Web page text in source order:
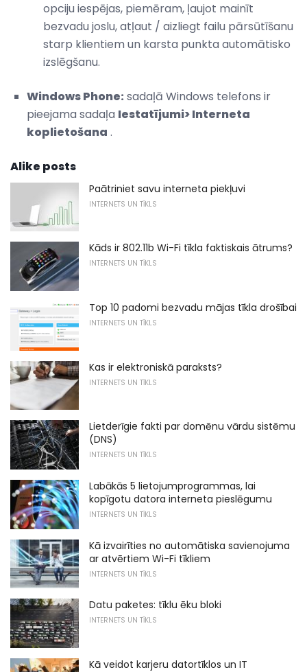
opciju iespējas, piemēram, ļaujot mainīt
bezvadu joslu, atļaut / aizliegt failu pārsūtīšanu
starp klientiem un karsta punkta automātisko
izslēgšanu.
Windows Phone: sadaļā Windows telefons ir
pieejama sadaļa Iestatījumi> Interneta
koplietošana .
Alike posts
Paātriniet savu interneta piekļuvi
INTERNETS UN TĪKLS
Kāds ir 802.11b Wi-Fi tīkla faktiskais ātrums?
INTERNETS UN TĪKLS
Top 10 padomi bezvadu mājas tīkla drošībai
INTERNETS UN TĪKLS
Kas ir elektroniskā paraksts?
INTERNETS UN TĪKLS
Lietderīgie fakti par domēnu vārdu sistēmu
(DNS)
INTERNETS UN TĪKLS
Labākās 5 lietojumprogrammas, lai
kopīgotu datora interneta pieslēgumu
INTERNETS UN TĪKLS
Kā izvairīties no automātiska savienojuma
ar atvērtiem Wi-Fi tīkliem
INTERNETS UN TĪKLS
Datu paketes: tīklu ēku bloki
INTERNETS UN TĪKLS
Kā veidot karjeru datortīklos un IT